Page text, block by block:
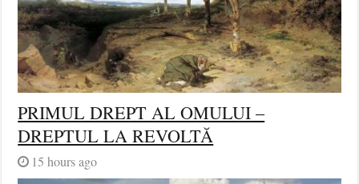
PRIMUL DREPT AL OMULUI –
DREPTUL LA REVOLTĂ
15 hours ago